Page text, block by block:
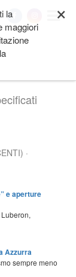
×
la
maggiori
·
e aperture
Azzurra
sempre meno